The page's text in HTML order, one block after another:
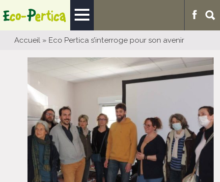
Accueil » Eco Pertica s’interroge pour son avenir